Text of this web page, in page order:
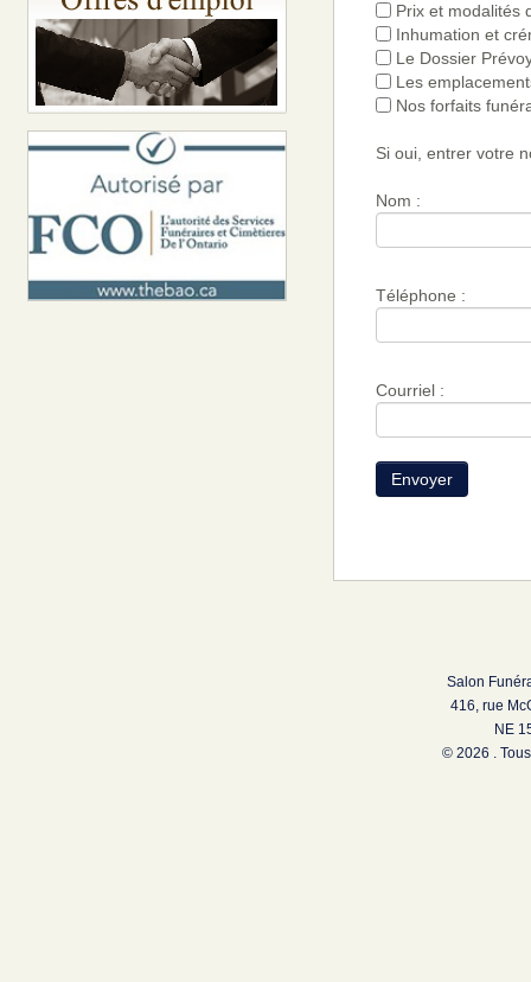
Prix et modalités
Inhumation et
Le Dossier
Les
Nos forfaits
Si oui, entrer votre
Nom :
Téléphone :
Courriel :
Salon
416, rue
NE
© 2026 .